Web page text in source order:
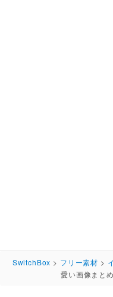
SwitchBox > フリー素材 >
愛い画像まと